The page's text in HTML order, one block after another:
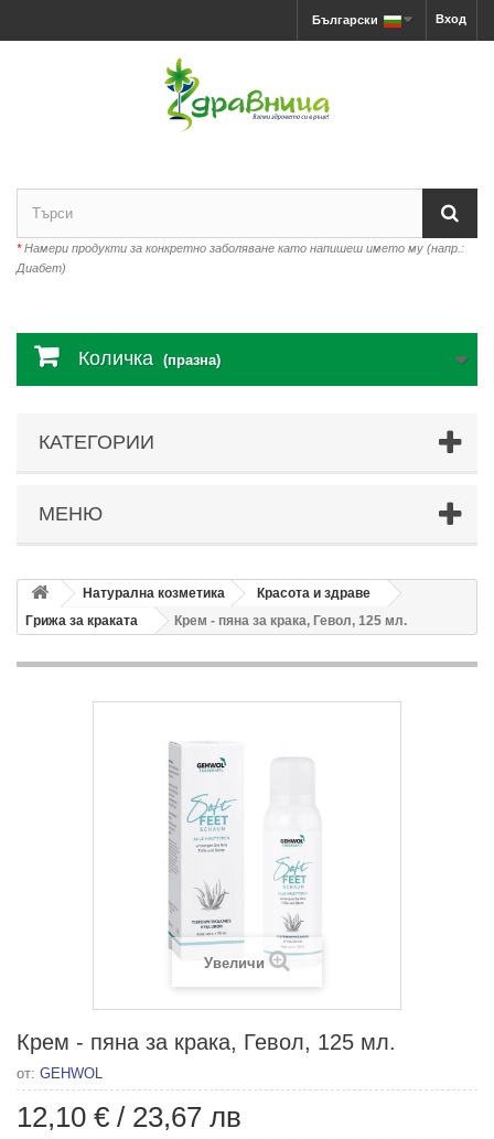
Вход
Български
*Намери продукти за конкретно заболяване като напишеш името му (напр.:
Диабет)
Количка (празна)
КАТЕГОРИИ
МЕНЮ
Натурална козметика
Красота и здраве
Грижа за краката
Крем - пяна за крака, Гевол, 125 мл.
Увеличи
Крем - пяна за крака, Гевол, 125 мл.
от: GEHWOL
12,10 € / 23,67 лв